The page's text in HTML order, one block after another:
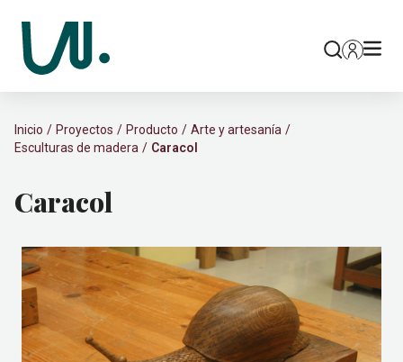
Inicio Proyectos Producto
Arte y artesanía
Esculturas de madera
Caracol
Caracol